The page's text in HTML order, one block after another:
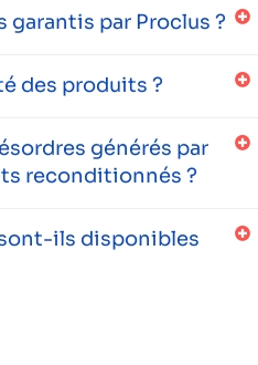
par Proclus ?
des produits ?
générés par
reconditionnés ?
ils disponibles